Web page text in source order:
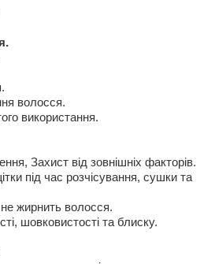
.
.
волосся.
використання.
, Захист від зовнішніх факторів.
під час розчісування, сушки та
жирнить волосся.
шовковистості та блиску.